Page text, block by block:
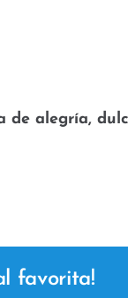
de alegría,
favorita!